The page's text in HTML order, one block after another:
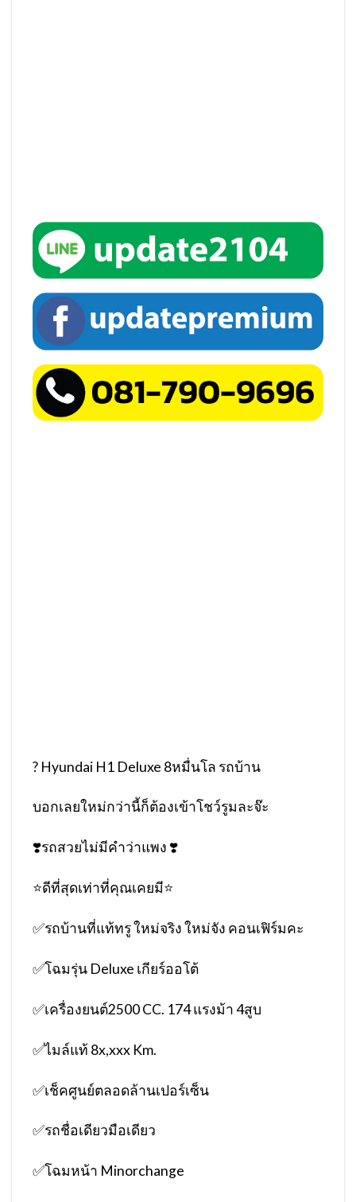
? Hyundai H1 Deluxe 8หมื่นโล รถบ้าน
บอกเลยใหม่กว่านี้ก็ต้องเข้าโชว์รูมละจ๊ะ
❣️รถสวยไม่มีคำว่าแพง ❣️
⭐️ดีที่สุดเท่าที่คุณเคยมี⭐️
✅รถบ้านที่แท้ทรู ใหม่จริง ใหม่จัง คอนเฟิร์มคะ
✅โฉมรุ่น Deluxe เกียร์ออโต้
✅เครื่องยนต์2500 CC. 174 แรงม้า 4สูบ
✅ไมล์แท้ 8x,xxx Km.
✅เช็คศูนย์ตลอดล้านเปอร์เซ็น
✅รถชื่อเดียวมือเดียว
✅โฉมหน้า Minorchange